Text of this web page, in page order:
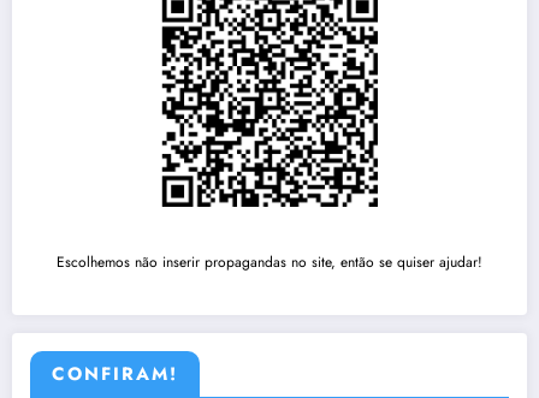
Escolhemos não inserir propagandas no site, então se quiser ajudar!
CONFIRAM!